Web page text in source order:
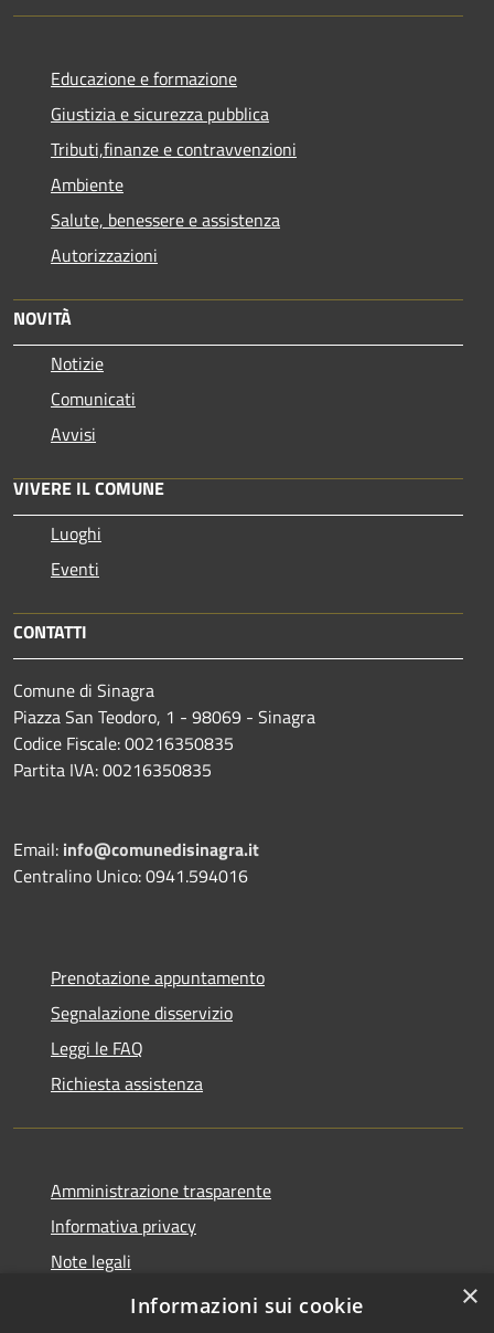
Educazione e formazione
Giustizia e sicurezza pubblica
Tributi,finanze e contravvenzioni
Ambiente
Salute, benessere e assistenza
Autorizzazioni
NOVITÀ
Notizie
Comunicati
Avvisi
VIVERE IL COMUNE
Luoghi
Eventi
CONTATTI
Comune di Sinagra
Piazza San Teodoro, 1 - 98069 - Sinagra
Codice Fiscale: 00216350835
Partita IVA: 00216350835
Email: info@comunedisinagra.it
Centralino Unico: 0941.594016
Prenotazione appuntamento
Segnalazione disservizio
Leggi le FAQ
Richiesta assistenza
Amministrazione trasparente
Informativa privacy
Note legali
Dichiarazione di accessibilità
×
Informazioni sui cookie